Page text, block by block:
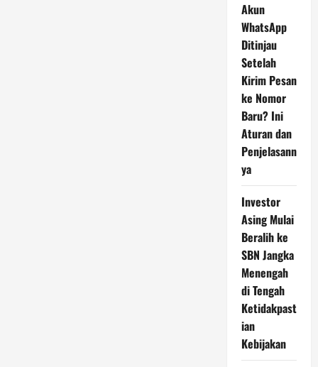
Akun
WhatsApp
Ditinjau
Setelah
Kirim Pesan
ke Nomor
Baru? Ini
Aturan dan
Penjelasann
ya
Investor
Asing Mulai
Beralih ke
SBN Jangka
Menengah
di Tengah
Ketidakpast
ian
Kebijakan